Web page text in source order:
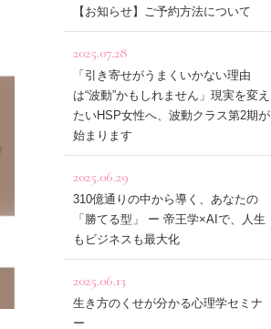
【お知らせ】ご予約方法について
2025.07.28
「引き寄せがうまくいかない理由
は“波動”かもしれません」現実を変え
たいHSP女性へ、波動クラス第2期が
始まります
2025.06.29
310億通りの中から導く、あなたの
「勝てる型」 ー 帝王学×AIで、人生
もビジネスも最大化
2025.06.13
生き方のくせが分かる心理学セミナ
ー